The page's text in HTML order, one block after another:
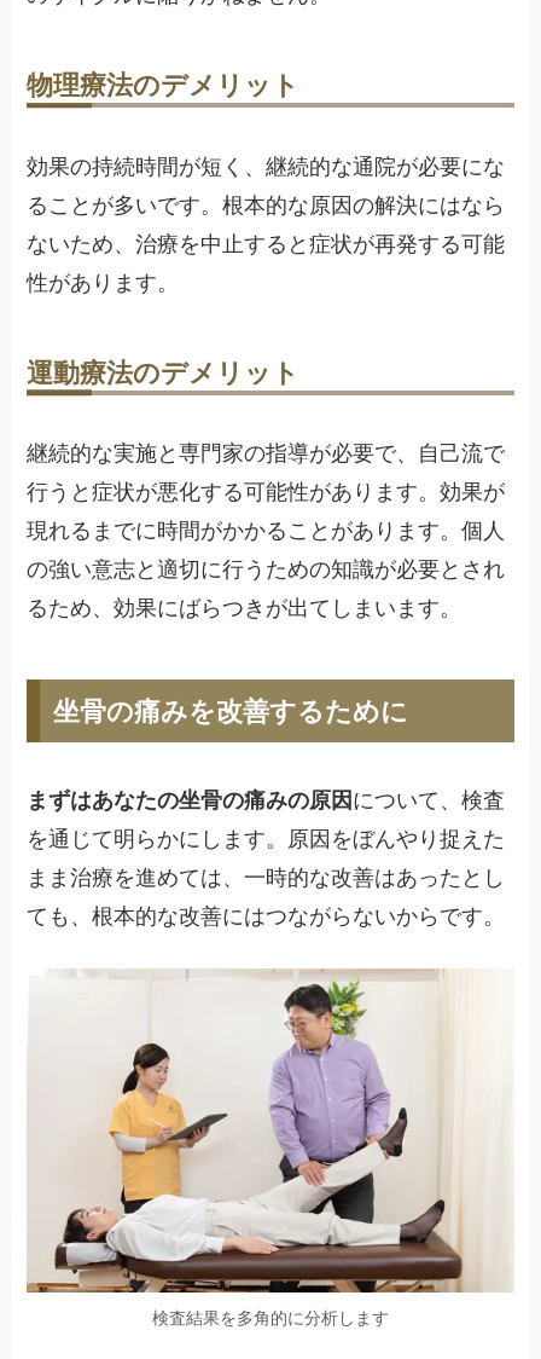
物理療法のデメリット
効果の持続時間が短く、継続的な通院が必要にな
ることが多いです。根本的な原因の解決にはなら
ないため、治療を中止すると症状が再発する可能
性があります。
運動療法のデメリット
継続的な実施と専門家の指導が必要で、自己流で
行うと症状が悪化する可能性があります。効果が
現れるまでに時間がかかることがあります。個人
の強い意志と適切に行うための知識が必要とされ
るため、効果にばらつきが出てしまいます。
坐骨の痛みを改善するために
まずはあなたの坐骨の痛みの原因 について、検査
を通じて明らかにします。原因をぼんやり捉えた
まま治療を進めては、一時的な改善はあったとし
ても、根本的な改善にはつながらないからです。
検査結果を多角的に分析します